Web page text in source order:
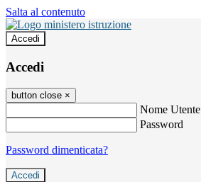
Salta al contenuto
Accedi
Accedi
button close ×
Nome Utente
Password
Password dimenticata?